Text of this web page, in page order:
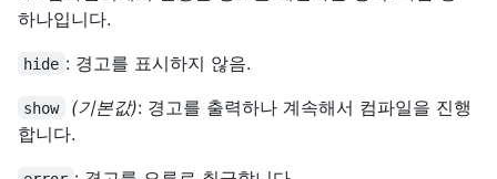
하나입니다.
hide : 경고를 표시하지 않음.
show (기본값): 경고를 출력하나 계속해서 컴파일을 진행
합니다.